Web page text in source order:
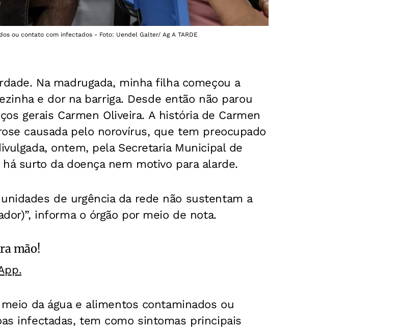
ou contato com infectados - Foto: Uendel Galter/ Ag A TARDE
Na madrugada, minha filha começou a
e dor na barriga. Desde então não parou
gerais Carmen Oliveira. A história de Carmen
causada pelo norovírus, que tem preocupado
ontem, pela Secretaria Municipal de
há surto da doença nem motivo para alarde.
de urgência da rede não sustentam a
informa o órgão por meio de nota.
mão!
da água e alimentos contaminados ou
infectadas, tem como sintomas principais